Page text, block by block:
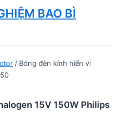
BAO BÌ
/ Bóng đèn kính hiển vi
15V 150W Philips